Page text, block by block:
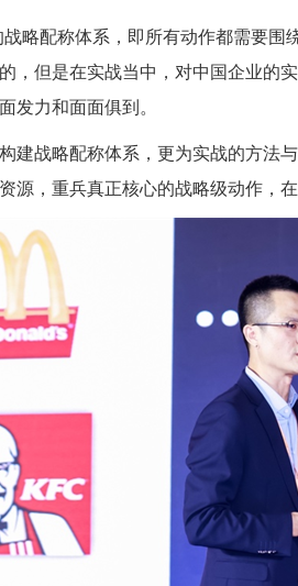
战略配称体系，即所有动作都需要
，但是在实战当中，对中国企业的
发力和面面俱到。
建战略配称体系，更为实战的方法
源，重兵真正核心的战略级动作， 在